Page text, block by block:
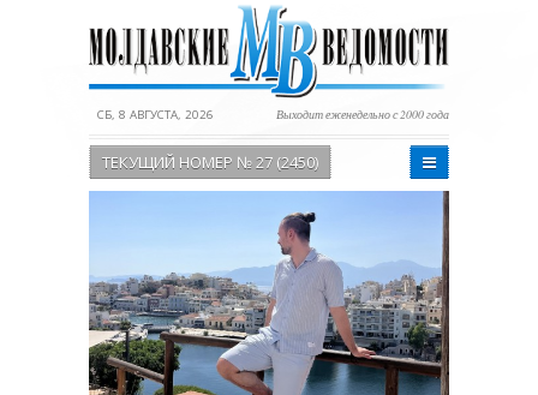
СБ, 8 АВГУСТА, 2026 Выходит еженедельно с 2000 года
ТЕКУЩИЙ НОМЕР № 27 (2450)